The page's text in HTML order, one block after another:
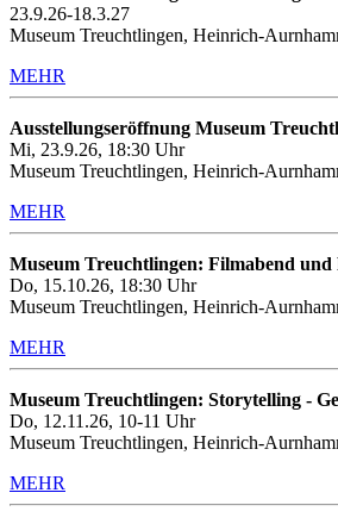
23.9.26-18.3.27
Museum Treuchtlingen, Heinrich-
MEHR
Ausstellungseröffnung Museum
Mi, 23.9.26, 18:30 Uhr
Museum Treuchtlingen, Heinrich-
MEHR
Museum Treuchtlingen: Filmabend
Do, 15.10.26, 18:30 Uhr
Museum Treuchtlingen, Heinrich-
MEHR
Museum Treuchtlingen: Storytelling -
Do, 12.11.26, 10-11 Uhr
Museum Treuchtlingen, Heinrich-
MEHR